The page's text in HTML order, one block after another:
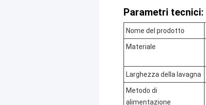
Parametri tecnici:
Nome del prodotto
Materiale
Larghezza della lavagna
Metodo di
alimentazione